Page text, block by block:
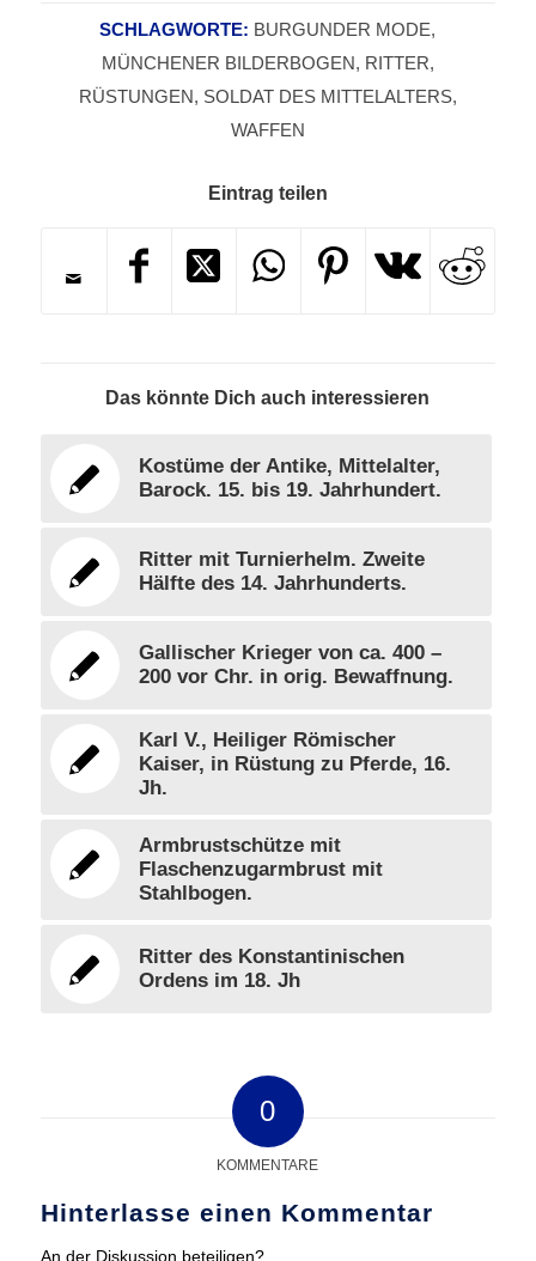
SCHLAGWORTE: BURGUNDER MODE,
MÜNCHENER BILDERBOGEN, RITTER,
RÜSTUNGEN, SOLDAT DES MITTELALTERS,
WAFFEN
Eintrag teilen
Das könnte Dich auch interessieren
Kostüme der Antike, Mittelalter,
Barock. 15. bis 19. Jahrhundert.
Ritter mit Turnierhelm. Zweite
Hälfte des 14. Jahrhunderts.
Gallischer Krieger von ca. 400 –
200 vor Chr. in orig. Bewaffnung.
Karl V., Heiliger Römischer
Kaiser, in Rüstung zu Pferde, 16.
Jh.
Armbrustschütze mit
Flaschenzugarmbrust mit
Stahlbogen.
Ritter des Konstantinischen
Ordens im 18. Jh
0
KOMMENTARE
Hinterlasse einen Kommentar
An der Diskussion beteiligen?